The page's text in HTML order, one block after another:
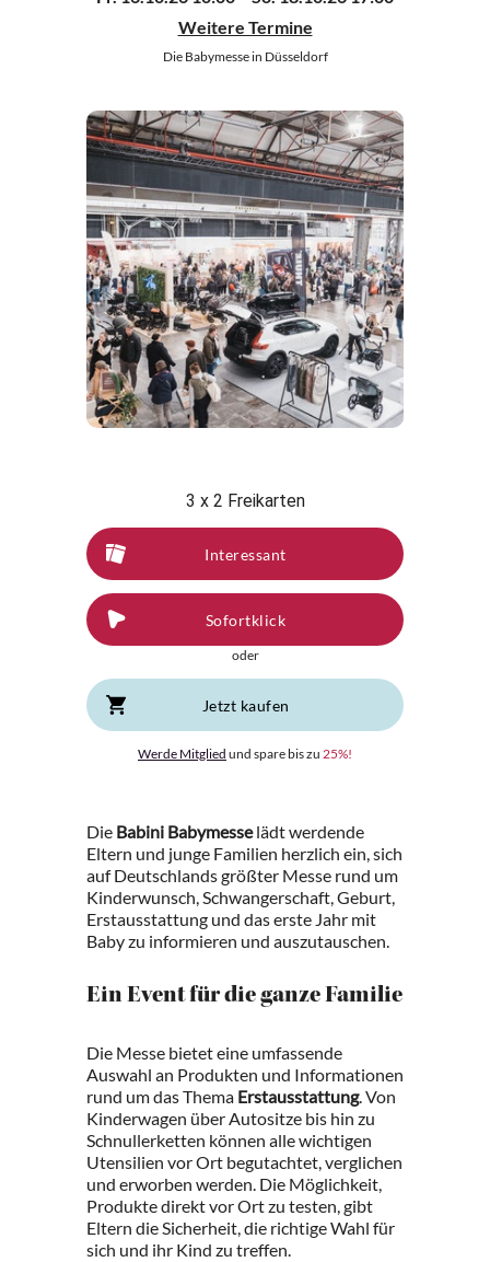
Weitere Termine
Die Babymesse in Düsseldorf
3 x 2 Freikarten
Interessant
Sofortklick
oder
Jetzt kaufen
Werde Mitglied und spare bis zu 25%!
Die Babini Babymesselädt werdende
Eltern und junge Familien herzlich ein, sich
auf Deutschlands größter Messe rund um
Kinderwunsch, Schwangerschaft, Geburt,
Erstausstattung und das erste Jahr mit
Baby zu informieren und auszutauschen.
Ein Event für die ganze Familie
Die Messe bietet eine umfassende
Auswahl an Produkten und Informationen
rund um das Thema Erstausstattung. Von
Kinderwagen über Autositze bis hin zu
Schnullerketten können alle wichtigen
Utensilien vor Ort begutachtet, verglichen
und erworben werden. Die Möglichkeit,
Produkte direkt vor Ort zu testen, gibt
Eltern die Sicherheit, die richtige Wahl für
sich und ihr Kind zu treffen.